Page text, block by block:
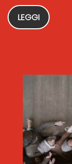
LEGGI